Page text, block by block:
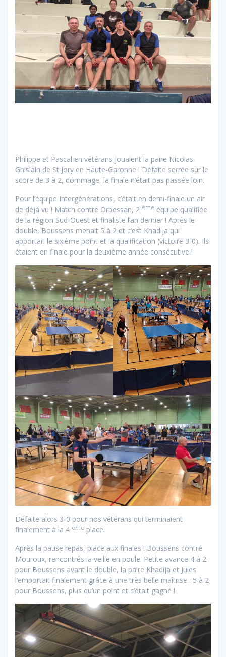
Philippe et Pascal en vétérans jouaient la paire Nicolas-
Ghislain de St Jory en Haute-Garonne ! Défaite serrée sur le
score de 3 à 2, dommage, la finale n’était pas passée loin.
Pour l’équipe Intergénérations, c’était en demi-finale un air
de déjà vu ! Match contre Orbessan, 2 ème équipe qualifiée
de la région Sud-Ouest et finaliste l’an dernier ! Après le
double, Boussens menait 5 à 2 et c’est Khadija qui
apportait le sixième point et la qualification (victoire 3-0). Ils
étaient en finale pour la deuxième année consécutive !
Défaite alors 3-0 pour nos vétérans qui terminaient
finalement à la 4 ème place.
Après la pause repas, place aux finales ! Boussens contre
Mouroux, rencontrés la veille en poule. Petite avance 4 à 2
pour Boussens avant le double, la paire Khadija et Jules
l’emportait finalement grâce à une très belle maîtrise : 5 à 2
pour Boussens, plus qu’un point et c’était gagné !